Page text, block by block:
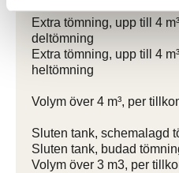
Extra tömning, upp till 4
deltömning
Extra tömning, upp till 4
heltömning
Volym över 4 m³, per
Sluten tank, schemalagd
Sluten tank, budad
Volym över 3 m3, per